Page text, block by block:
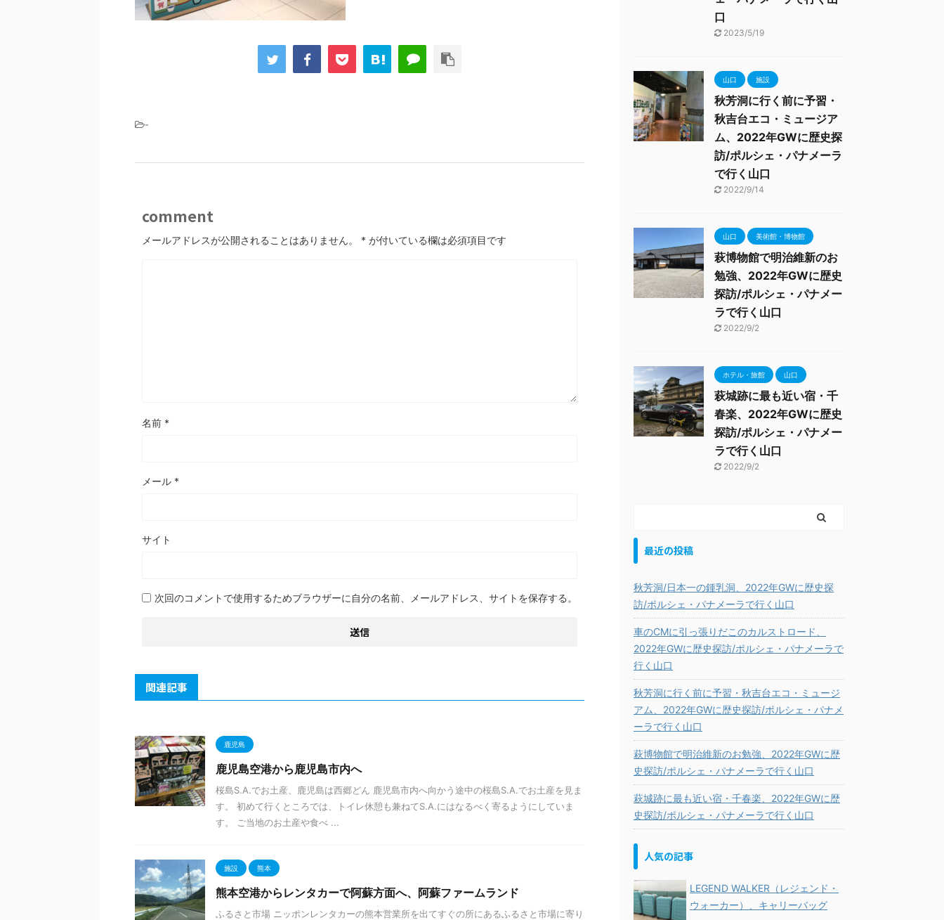
-
comment
メールアドレスが公開されることはありません。 * が付いている欄は必須項目です
名前 *
メール *
サイト
次回のコメントで使用するためブラウザーに自分の名前、メールアドレス、サイトを保存する。
関連記事
鹿児島
鹿児島空港から鹿児島市内へ
桜島S.A.でお土産、鹿児島は西郷どん 鹿児島市内へ向かう途中の桜島S.A.でお土産を見ま
す。 初めて行くところでは、トイレ休憩も兼ねてS.A.にはなるべく寄るようにしていま
す。 ご当地のお土産や食べ ...
施設 熊本
熊本空港からレンタカーで阿蘇方面へ、阿蘇ファームランド
ふるさと市場 ニッポンレンタカーの熊本営業所を出てすぐの所にあるふるさと市場に寄り
口
2023/5/19
山口 施設
秋芳洞に行く前に予習・
秋吉台エコ・ミュージア
ム、2022年GWに歴史探
訪/ポルシェ・パナメーラ
で行く山口
2022/9/14
山口 美術館・博物館
萩博物館で明治維新のお
勉強、2022年GWに歴史
探訪/ポルシェ・パナメー
ラで行く山口
2022/9/2
ホテル・旅館 山口
萩城跡に最も近い宿・千
春楽、2022年GWに歴史
探訪/ポルシェ・パナメー
ラで行く山口
2022/9/2
最近の投稿
秋芳洞/日本一の鍾乳洞、2022年GWに歴史探
訪/ポルシェ・パナメーラで行く山口
車のCMに引っ張りだこのカルストロード、
2022年GWに歴史探訪/ポルシェ・パナメーラで
行く山口
秋芳洞に行く前に予習・秋吉台エコ・ミュージ
アム、2022年GWに歴史探訪/ポルシェ・パナメ
ーラで行く山口
萩博物館で明治維新のお勉強、2022年GWに歴
史探訪/ポルシェ・パナメーラで行く山口
萩城跡に最も近い宿・千春楽、2022年GWに歴
史探訪/ポルシェ・パナメーラで行く山口
人気の記事
LEGEND WALKER（レジェンド・
ウォーカー）、キャリーバッグ